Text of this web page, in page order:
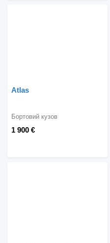
Atlas
1 900 €
Бортовий кузов